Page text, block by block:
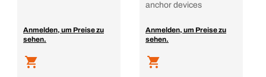
Anmelden, um Preise zu
sehen.
anchor devices
Anmelden, um Preise zu
sehen.